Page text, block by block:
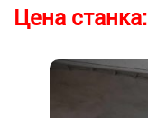
Цена станка: